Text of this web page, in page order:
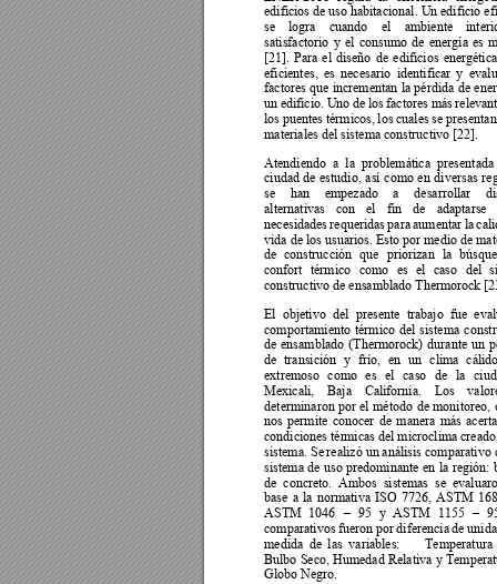
edificios de uso habitacional. Un edificio
se
logra cuando el ambiente
satisfactorio y el consumo de energía es
[21]. Para el diseño de edificios e
eficientes, es necesario identificar y
factores que incrementan la pérdida de
un edificio. Uno de los factores más
los puentes térmicos, los cuales se
materiales del sistema constructivo [22].
Atendiendo a la problemática presentada
ciudad de estudio, así como en diversas
se
han empezado a desarrollar
alternativas
con el fin de
adaptarse
necesidades requeridas para aumentar la
vida de los usuarios. Esto por medio de
de construcción que priorizan la
confort térmico como es el caso del
constructivo de ensamblado Thermorock
El objetivo del presente trabajo fue
comportamiento térmico del sistema
de ensamblado (Thermorock) durante un
de transición y frío, en un clima
extremoso como es el caso de la
Mexicali,
Baja California. Los
determinaron por el método de monitoreo,
nos permite conocer de manera más
condiciones térmicas del microclima
sistema. Se realizó un análisis comparativo
sistema de uso predominante en la región:
de concreto. Ambos sistemas se e
base a la normativa ISO 7726, ASTM
ASTM 1046 – 95 y ASTM 1155 –
comparativos fueron por diferencia de
medida de las variables:
Temperatura
Bulbo Seco, Humedad Relativa y
Globo Negro.